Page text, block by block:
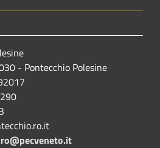
- Pontecchio Polesine